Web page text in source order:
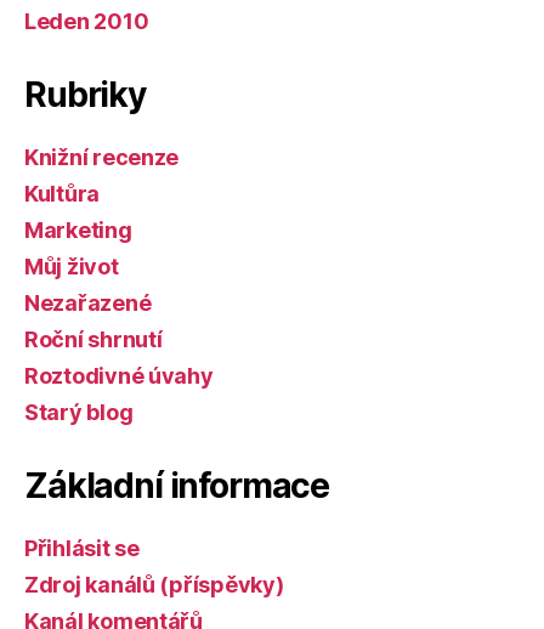
Leden 2010
Rubriky
Knižní recenze
Kultůra
Marketing
Můj život
Nezařazené
Roční shrnutí
Roztodivné úvahy
Starý blog
Základní informace
Přihlásit se
Zdroj kanálů (příspěvky)
Kanál komentářů